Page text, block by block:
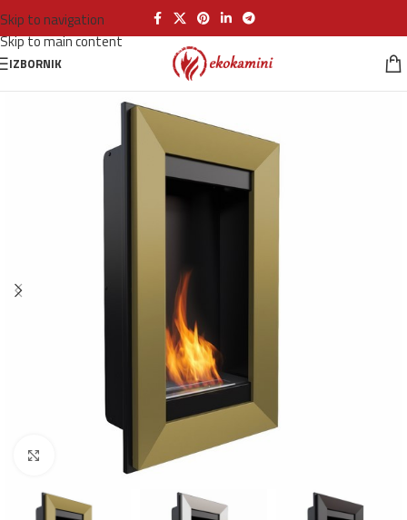
Skip to navigation
Skip to main content
IZBORNIK
Klikni za povećanje